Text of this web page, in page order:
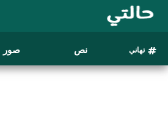
تهاني نص صور